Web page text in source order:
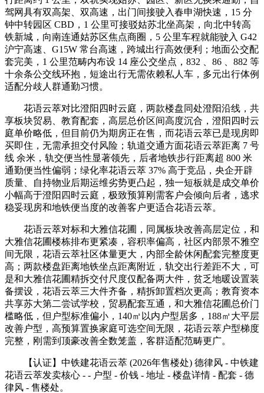
驾网具有双高架、双高速，出门间接驶入春申湖快速，15 分
钟中转园区 CBD，1 公里可接驳姑苏北坐高架，向北中转高
铁新城，向南连通姑苏区焦点商圈，5 公里车程就能驶入 G42
沪宁高速、G15W 常台高速，跨城出行高效便利；地面公交配
套完美，1 公里范畴内布设 14 座公交坐点，832 、86 、882 等
十余条公交线环抱，短途出行无需依赖私人车，多元出行体例
适配分歧人群通勤习惯。
花语云萃对比澄阳四时云庭，两款楼盘同处澄阳沿线，共
享板块贸易、教育配套，高层总价区间高度沉合，澄阳四时云
庭单价略低，但目前仍为期房正在售，而花语云萃已是现房即
买即住，无需承担交付风险；轨道交通方面花语云萃距离 7 号
线 余米，轨交便当性显著领先，后者地铁步行距离超 800 米
通勤便当性偏弱；绿化率花语云萃 37% 高于竞品，央企开辟
质量、自持物业后期运维劣势更凸起，独一短板就是成交单价
小幅高于澄阳四时云庭，极致预算刚需客户会倾向后者，逃求
稳妥现房和地铁便当度的改善客户更适合花语云萃。
花语云萃对标和大雅信花圃，同属板块改善高层定位，和
大雅信花圃楼栋排布更紧凑，容积率偏高，社区内部景不雅空
间无限，花语云萃社区体量更大，内部全龄休闲配套完整度更
高；两款楼盘距离地铁坐点距离附近，轨交出行差距不大，可
是和大雅信花圃精拆交付尺度仅配备两大件，贫乏地暖设置装
备摆设，花语云萃三大件齐备，精拆卸置档次更高；教育资本
共享苏大第二尝试学校，贸易配套互通，和大雅信花圃总价门
槛略低，但户型标准偏小，140㎡以内户型居多，188㎡大平层
改善户型，高预算置换家庭可选空间无限，花语云萃户型梯度
完整，刚需到顶豪改善全数笼盖，客群适配范畴更广。
【认证】中铁建花语云萃 (2026年售楼处) 德律风 - 中铁建
花语云萃发卖核心 - - 户型 - 价钱 - 地址 - 楼盘详情 - 配套 - 德
律风 - 售楼处。